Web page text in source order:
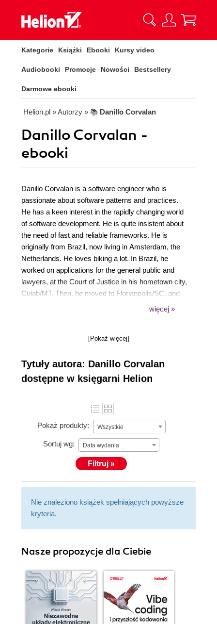
Kategorie Książki Ebooki Kursy video
Audiobooki Promocje Nowości Bestsellery
Darmowe ebooki
Helion.pl » Autorzy » 📚 Danillo Corvalan
Danillo Corvalan -
ebooki
Danillo Corvalan is a software engineer who is
passionate about software patterns and practices.
He has a keen interest in the rapidly changing world
of software development. He is quite insistent about
the need of fast and reliable frameworks. He is
originally from Brazil, now living in Amsterdam, the
Netherlands. He loves biking a lot. In Brazil, he
worked on applications for the general public and
lawyers, at the Court of Justice in his hometown city,
Cuiab/MT. Then, he moved to Florianpolis/SC, and
worked at Bravi Software for developing hybrid and
develop live multiscreen and responsive apps. From
been in touch with technologies, such as vanilla
JavaScript, jQuery, Backbone, and ReactJS. For the
past 5 years, Danillo has also worked with open
(Node.js). He has played with React Native in order
to develop native mobile applications with ReactJS.
więcej »
[Pokaż więcej]
Tytuły autora: Danillo Corvalan
dostępne w księgarni Helion
Pokaż produkty: Wszystkie
Sortuj wg: Data wydania
Filtruj »
Nie znaleziono książek spełniających powyższe
kryteria.
Nasze propozycje dla Ciebie